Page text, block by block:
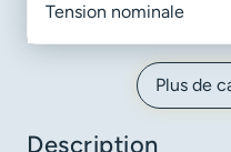
Tension nominale
Plus de
Description